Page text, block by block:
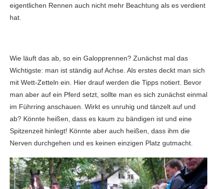
eigentlichen Rennen auch nicht mehr Beachtung als es verdient
hat.
Wie läuft das ab, so ein Galopprennen? Zunächst mal das
Wichtigste: man ist ständig auf Achse. Als erstes deckt man sich
mit Wett-Zetteln ein. Hier drauf werden die Tipps notiert. Bevor
man aber auf ein Pferd setzt, sollte man es sich zunächst einmal
im Führring anschauen. Wirkt es unruhig und tänzelt auf und
ab? Könnte heißen, dass es kaum zu bändigen ist und eine
Spitzenzeit hinlegt! Könnte aber auch heißen, dass ihm die
Nerven durchgehen und es keinen einzigen Platz gutmacht.